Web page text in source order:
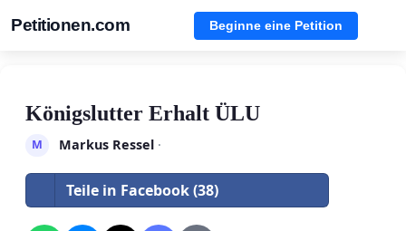
Petitionen.com Beginne eine Petition
Königslutter Erhalt ÜLU
M Markus Ressel·
Teile in Facebook (38)